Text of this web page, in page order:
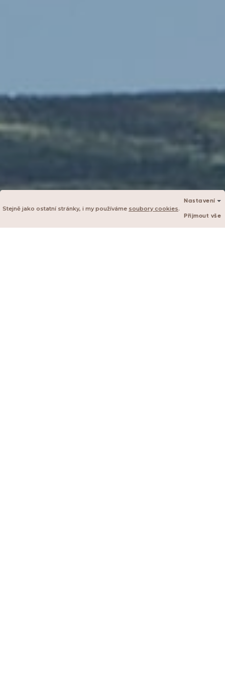
Stejně jako ostatní stránky, i my používáme soubory cookies.
Nastavení
Přijmout vše